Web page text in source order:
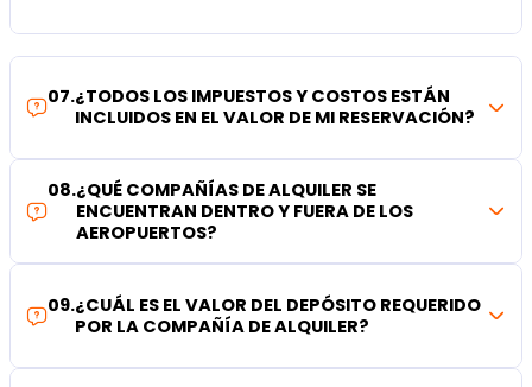
07.¿TODOS LOS IMPUESTOS Y COSTOS ESTÁN
INCLUIDOS EN EL VALOR DE MI RESERVACIÓN?
08.¿QUÉ COMPAÑÍAS DE ALQUILER SE
ENCUENTRAN DENTRO Y FUERA DE LOS
AEROPUERTOS?
09.¿CUÁL ES EL VALOR DEL DEPÓSITO REQUERIDO
POR LA COMPAÑÍA DE ALQUILER?